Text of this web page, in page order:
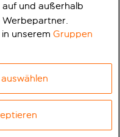
und außerhalb
Werbepartner.
in unseremGruppen